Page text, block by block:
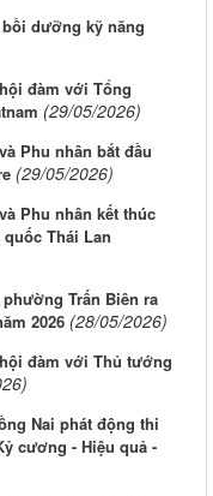
dưỡng kỹ năng
đàm với Tổng
(29/05/2026)
Phu nhân bắt đầu
(29/05/2026)
Phu nhân kết thúc
Thái Lan
Trấn Biên ra
2026 (28/05/2026)
đàm với Thủ tướng
Nai phát động thi
cương - Hiệu quả -